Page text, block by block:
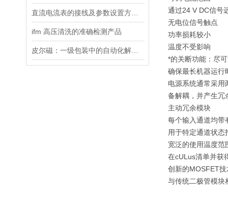
ifm 高压清洗的准确检测产品
通过24 V DC信号
无电位信号触点
功率损耗较小
温度不受影响
*的关断功能：尽
确保最长机器运行
电源系统通常采
备解耦，并产生冗
主动冗余模块
每个输入通道均带
用于特定通道状态
宽泛的使用温度
在cULus清单并获
创新的MOSFET
与传统二极管模块